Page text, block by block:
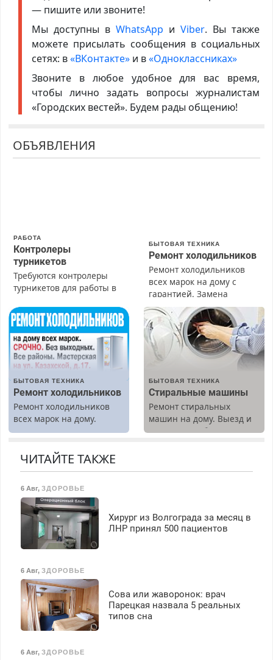
— пишите или звоните!
Мы доступны в WhatsApp иViber. Вы также
можете присылать сообщения в социальных
сетях: в«ВКонтакте»и в«Одноклассниках»
Звоните в любое удобное для вас время,
чтобы лично задать вопросы журналистам
«Городских вестей». Будем рады общению!
ОБЪЯВЛЕНИЯ
РАБОТА
Контролеры
турникетов
Требуются контролеры
турникетов для работы в
(мужчины, женщины).
Прием по ТК РФ. График
работы любой.
Бесплатное проживание.
З/п – до 96000 рублей до
Ежемесячно
выплачивается денежная
премия. Возможно
бесплатное обучение,
получение документов,
транспортной
безопасности с з/п до
БЫТОВАЯ ТЕХНИКА
Ремонт холодильников
Ремонт холодильников
всех марок на дому с
гарантией. Замена
резины. Качественно.
Недорого. Без выходных.
Все районы. Скидка.
Вызов бесплатный.
БЫТОВАЯ ТЕХНИКА
Ремонт холодильников
Ремонт холодильников
всех марок на дому.
БЫТОВАЯ ТЕХНИКА
Стиральные машины
Ремонт стиральных
машин на дому. Выезд и
диагностика бесплатно.
ЧИТАЙТЕ ТАКЖЕ
6 Авг, ЗДОРОВЬЕ
Хирург из Волгограда за месяц в
ЛНР принял 500 пациентов
6 Авг, ЗДОРОВЬЕ
Сова или жаворонок: врач
Парецкая назвала 5 реальных
типов сна
6 Авг, ЗДОРОВЬЕ